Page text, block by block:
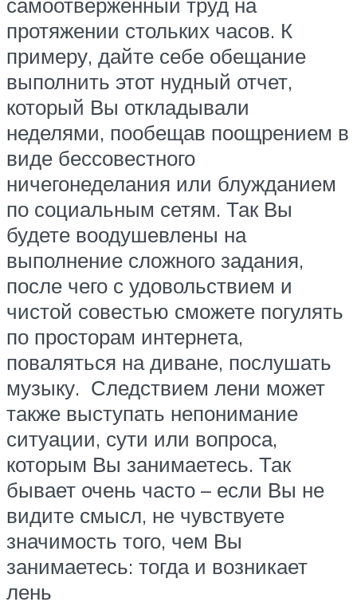
самоотверженный труд на
протяжении стольких часов. К
примеру, дайте себе обещание
выполнить этот нудный отчет,
который Вы откладывали
неделями, пообещав поощрением в
виде бессовестного
ничегонеделания или блужданием
по социальным сетям. Так Вы
будете воодушевлены на
выполнение сложного задания,
после чего с удовольствием и
чистой совестью сможете погулять
по просторам интернета,
поваляться на диване, послушать
музыку. Следствием лени может
также выступать непонимание
ситуации, сути или вопроса,
которым Вы занимаетесь. Так
бывает очень часто – если Вы не
видите смысл, не чувствуете
значимость того, чем Вы
занимаетесь: тогда и возникает
лень